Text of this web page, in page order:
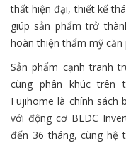
thất hiện đại, thiết kế
giúp sản phẩm trở
hoàn thiện thẩm mỹ căn
Sản phẩm cạnh tranh
cùng phân khúc trên
Fujihome là chính sách
với động cơ BLDC
đến 36 tháng, cùng hệ